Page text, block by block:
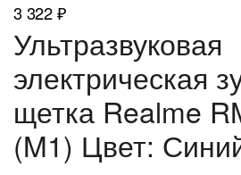
3 322₽
Ультразвуковая
электрическая
щетка Realme
(M1) Цвет: